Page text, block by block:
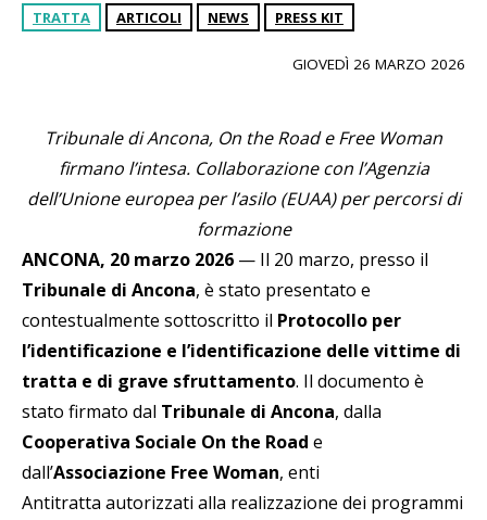
TRATTA ARTICOLI NEWS PRESS KIT
GIOVEDÌ 26 MARZO 2026
Tribunale di Ancona, On the Road e Free Woman
firmano l’intesa. Collaborazione con l’Agenzia
dell’Unione europea per l’asilo (EUAA) per percorsi di
formazione
ANCONA, 20 marzo 2026 — Il 20 marzo, presso il
Tribunale di Ancona, è stato presentato e
contestualmente sottoscritto il Protocollo per
l’identificazione e l’identificazione delle vittime di
tratta e di grave sfruttamento. Il documento è
stato firmato dal Tribunale di Ancona, dalla
Cooperativa Sociale On the Road e
dall’Associazione Free Woman, enti
Antitratta autorizzati alla realizzazione dei programmi